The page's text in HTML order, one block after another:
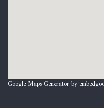
Google Maps Generator by